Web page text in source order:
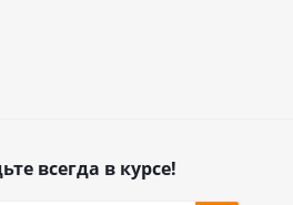
всегда в курсе!